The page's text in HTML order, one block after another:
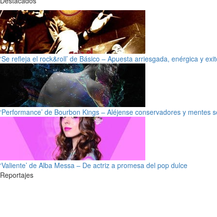
‘Se refleja el rock&roll’ de Básico – Apuesta arriesgada, enérgica y
‘Performance’ de Bourbon Kings – Aléjense conservadores y mentes
‘Valiente’ de Alba Messa – De actriz a promesa del pop dulce
Reportajes